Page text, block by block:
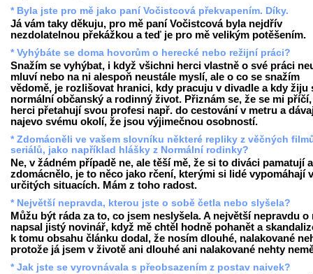
* Byla jste pro mě jako paní Vočistcová překvapením. Díky.
Já vám taky děkuju, pro mě paní Vočistcová byla nejdřív
nezdolatelnou překážkou a teď je pro mě velikým potěšením.
* Vyhýbáte se doma hovorům o herecké nebo režijní práci?
Snažím se vyhýbat, i když všichni herci vlastně o své práci
mluví nebo na ni alespoň neustále myslí, ale o co se snažím
vědomě, je rozlišovat hranici, kdy pracuju v divadle a kdy žiju
normální občanský a rodinný život. Přiznám se, že se mi
herci přetahují svou profesi např. do cestování v metru a
najevo svému okolí, že jsou výjimečnou osobností.
* Zdomácněli ve vašem slovníku některé repliky z věčných
seriálů, jako například hlášky z Normální rodinky?
Ne, v žádném případě ne, ale těší mě, že si to diváci pamatují
zdomácnělo, je to něco jako rčení, kterými si lidé vypomáhají v
určitých situacích. Mám z toho radost.
* Největší nepravda, kterou jste o sobě četla nebo slyšela?
Můžu být ráda za to, co jsem neslyšela. A největší nepravdu o
napsal jistý novinář, když mě chtěl hodně pohanět a
k tomu obsahu článku dodal, že nosím dlouhé, nalakované
protože já jsem v životě ani dlouhé ani nalakované nehty
* Jak jste se vyrovnávala s přeobsazením z postav naivek?